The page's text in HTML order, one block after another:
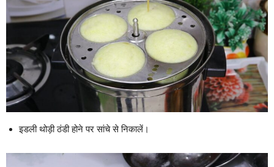
इडली थोड़ी ठंडी होने पर सांचे से निकालें।